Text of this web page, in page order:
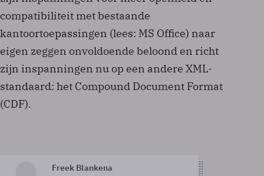
compatibiliteit met bestaande
kantoortoepassingen (lees: MS Office) naar
eigen zeggen onvoldoende beloond en richt
zijn inspanningen nu op een andere XML-
standaard: het Compound Document Format
(CDF).
Freek Blankena